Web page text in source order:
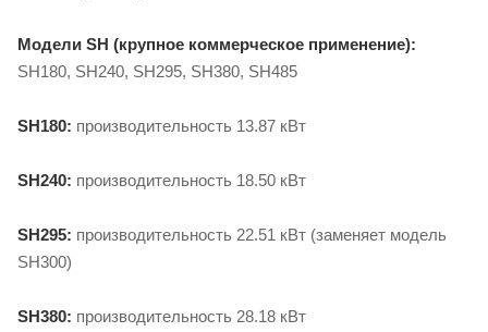
Модели SH (крупное коммерческое применение):
SH180, SH240, SH295, SH380, SH485
SH180: производительность 13.87 кВт
SH240: производительность 18.50 кВт
SH295: производительность 22.51 кВт (заменяет модель
SH300)
SH380: производительность 28.18 кВт